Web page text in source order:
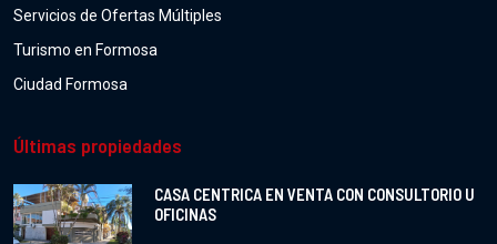
Servicios de Ofertas Múltiples
Turismo en Formosa
Ciudad Formosa
Últimas propiedades
CASA CENTRICA EN VENTA CON CONSULTORIO U
OFICINAS